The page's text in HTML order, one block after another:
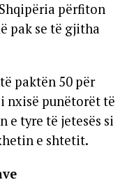
përfiton
pak se të gjitha
paktën 50 për
nxisë punëtorët të
e tyre të jetesës si
e shtetit.